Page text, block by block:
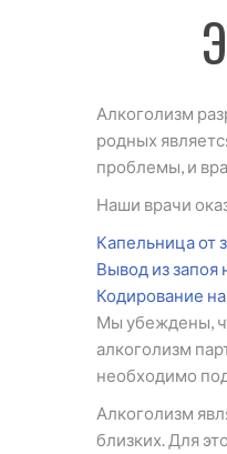
Алкоголизм
родных
проблемы, и
Наши врачи
Капельница от
Вывод из запоя
Кодирование
Мы убеждены,
алкоголизм
необходимо
Алкоголизм
близких. Для